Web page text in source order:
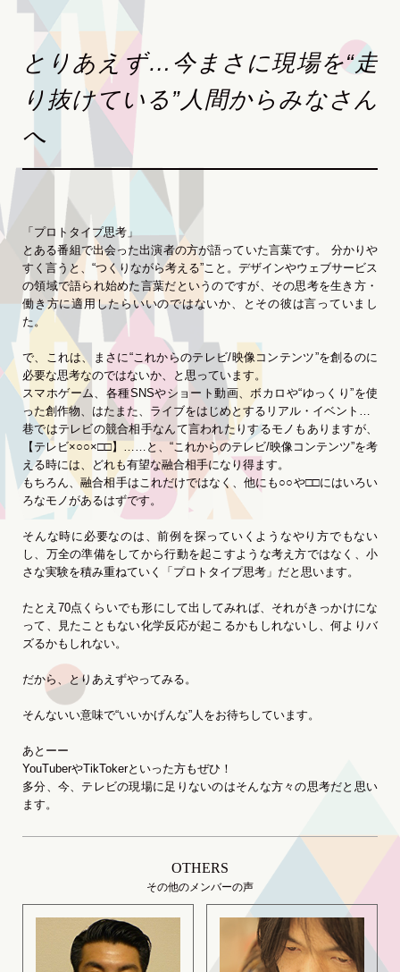
とりあえず…今まさに現場を“走
り抜けている”人間からみなさん
へ
「プロトタイプ思考」
とある番組で出会った出演者の方が語っていた言葉です。 分かりや
すく言うと、“つくりながら考える”こと。デザインやウェブサービス
の領域で語られ始めた言葉だというのですが、その思考を生き方・
働き方に適用したらいいのではないか、とその彼は言っていまし
た。
で、これは、まさに“これからのテレビ/映像コンテンツ”を創るのに
必要な思考なのではないか、と思っています。
スマホゲーム、各種SNSやショート動画、ボカロや“ゆっくり”を使
った創作物、はたまた、ライブをはじめとするリアル・イベント…
巷ではテレビの競合相手なんて言われたりするモノもありますが、
【テレビ×○○×□□】……と、“これからのテレビ/映像コンテンツ”を考
える時には、どれも有望な融合相手になり得ます。
もちろん、融合相手はこれだけではなく、他にも○○や□□にはいろい
ろなモノがあるはずです。
そんな時に必要なのは、前例を探っていくようなやり方でもない
し、万全の準備をしてから行動を起こすような考え方ではなく、小
さな実験を積み重ねていく「プロトタイプ思考」だと思います。
たとえ70点くらいでも形にして出してみれば、それがきっかけにな
って、見たこともない化学反応が起こるかもしれないし、何よりバ
ズるかもしれない。
だから、とりあえずやってみる。
そんないい意味で“いいかげんな”人をお待ちしています。
あとーー
YouTuberやTikTokerといった方もぜひ！
多分、今、テレビの現場に足りないのはそんな方々の思考だと思い
ます。
OTHERS
その他のメンバーの声